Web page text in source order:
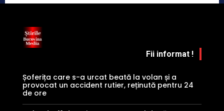
Fii informat !
Șoferița care s-a urcat beată la volan și a
provocat un accident rutier, reținută pentru 24
de ore